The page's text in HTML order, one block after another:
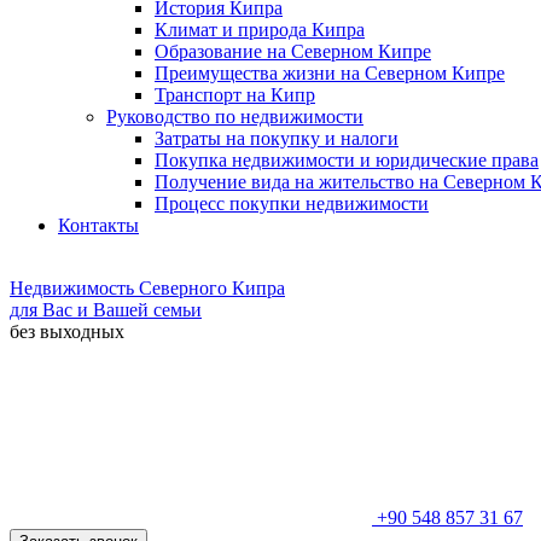
История Кипра
Климат и природа Кипра
Образование на Северном Кипре
Преимущества жизни на Северном Кипре
Транспорт на Кипр
Руководство по недвижимости
Затраты на покупку и налоги
Покупка недвижимости и юридические права
Получение вида на жительство на Северном
Процесс покупки недвижимости
Контакты
Недвижимость Северного Кипра
для Вас и Вашей семьи
без выходных
+90 548 857 31 67